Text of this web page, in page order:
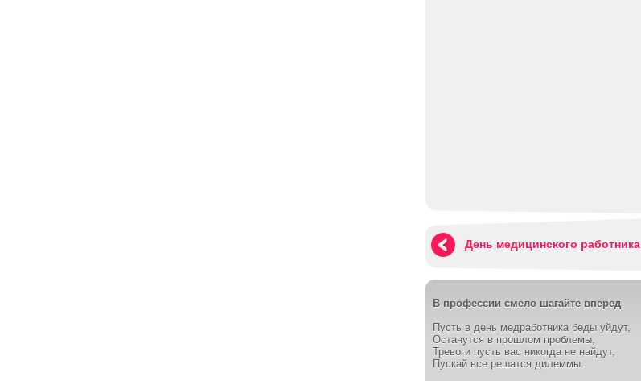
День медицинского работника
В профессии смело шагайте вперед
Пусть в день медработника беды уйдут,
Останутся в прошлом проблемы,
Тревоги пусть вас никогда не найдут,
Пускай все решатся дилеммы.